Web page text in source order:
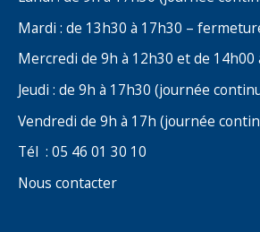
Mardi : de 13h30 à 17h30 –
Mercredi de 9h à 12h30 et de 14h00
Jeudi : de 9h à 17h30 (journée
Vendredi de 9h à 17h (journée
Tél : 05 46 01 30 10
Nous contacter